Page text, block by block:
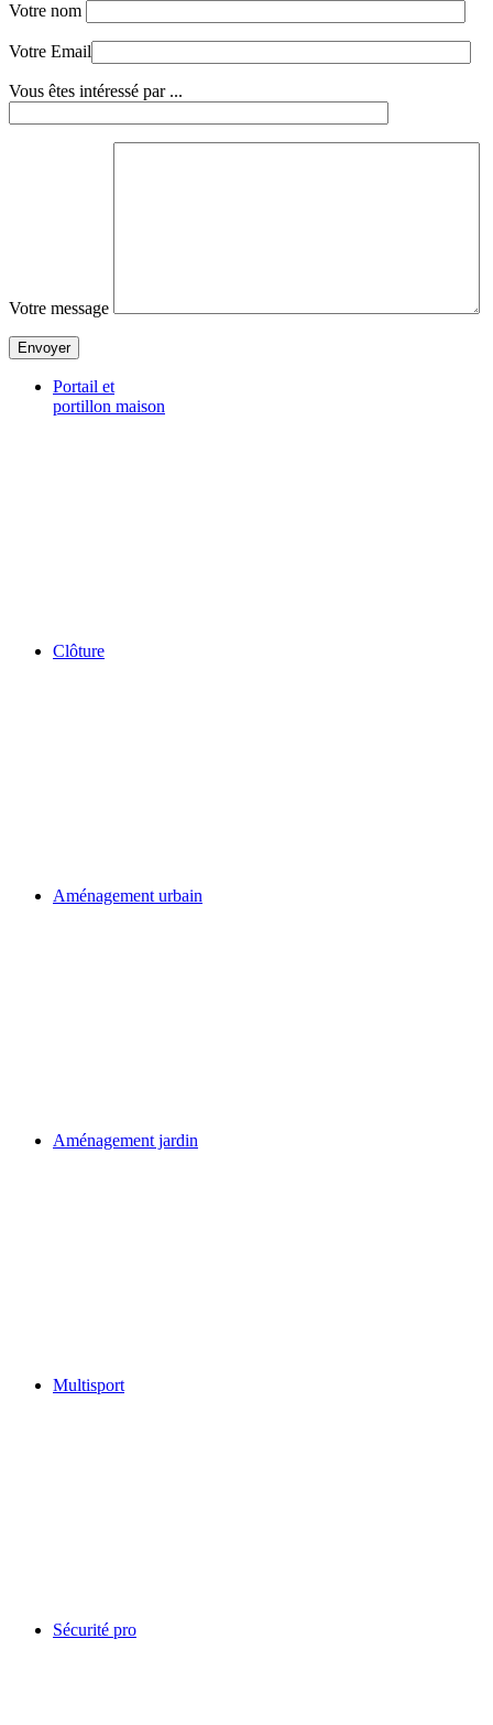
Votre nom
Votre Email
Vous êtes intéressé par ...
Votre message
Portail et
portillon maison
Clôture
Aménagement urbain
Aménagement jardin
Multisport
Sécurité pro